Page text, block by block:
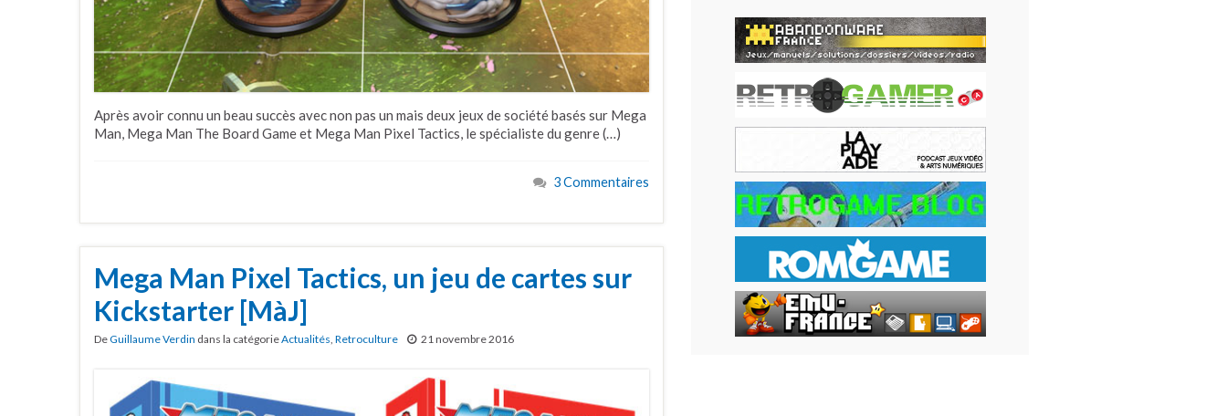
Après avoir connu un beau succès avec non pas un mais deux jeux de société basés sur Mega
Man, Mega Man The Board Game et Mega Man Pixel Tactics, le spécialiste du genre (…)
3 Commentaires
Mega Man Pixel Tactics, un jeu de cartes sur
Kickstarter [MàJ]
DeGuillaume Verdin dans la catégorieActualités, Retroculture 21 novembre 2016